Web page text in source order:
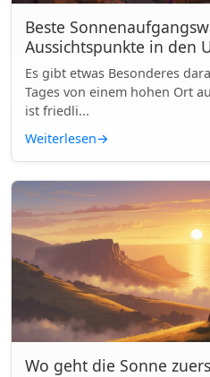
Beste
Aussichtspunkte in den
Es gibt etwas Besonderes
Tages von einem hohen Ort
ist friedli...
Weiterlesen→
Wo geht die Sonne